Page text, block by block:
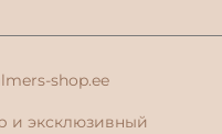
shop.ee
и эксклюзивный